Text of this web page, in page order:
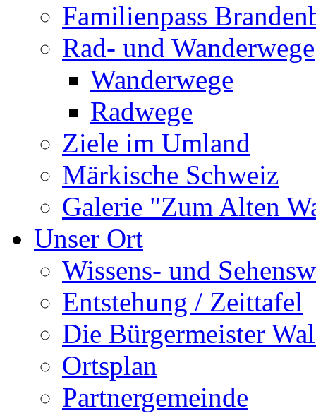
Familienpass
Rad- und Wanderwege
Wanderwege
Radwege
Ziele im Umland
Märkische Schweiz
Galerie "Zum Alten
Unser Ort
Wissens- und
Entstehung / Zeittafel
Die Bürgermeister
Ortsplan
Partnergemeinde